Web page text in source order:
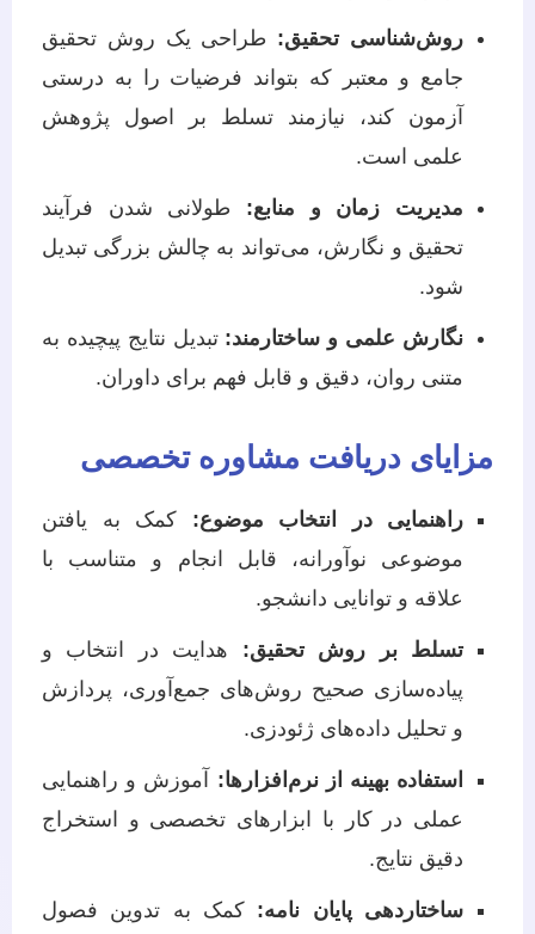
روش‌شناسی تحقیق: طراحی یک روش تحقیق
جامع و معتبر که بتواند فرضیات را به درستی
آزمون کند، نیازمند تسلط بر اصول پژوهش
علمی است.
مدیریت زمان و منابع: طولانی شدن فرآیند
تحقیق و نگارش، می‌تواند به چالش بزرگی تبدیل
شود.
نگارش علمی و ساختارمند: تبدیل نتایج پیچیده به
متنی روان، دقیق و قابل فهم برای داوران.
مزایای دریافت مشاوره تخصصی
راهنمایی در انتخاب موضوع: کمک به یافتن
موضوعی نوآورانه، قابل انجام و متناسب با
علاقه و توانایی دانشجو.
تسلط بر روش تحقیق: هدایت در انتخاب و
پیاده‌سازی صحیح روش‌های جمع‌آوری، پردازش
و تحلیل داده‌های ژئودزی.
استفاده بهینه از نرم‌افزارها: آموزش و راهنمایی
عملی در کار با ابزارهای تخصصی و استخراج
دقیق نتایج.
ساختاردهی پایان نامه: کمک به تدوین فصول